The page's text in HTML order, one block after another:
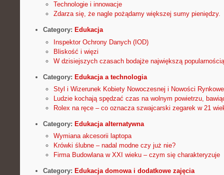
Technologie i innowacje
Zdarza się, że nagle pożądamy większej sumy pieniędzy.
Category: Edukacja
Inspektor Ochrony Danych (IOD)
Bliskość i więzi
W dzisiejszych czasach bodajże największą
Category: Edukacja a technologia
Styl i Wizerunek Kobiety Nowoczesnej i Nowości Rynkowe
Ludzie kochają spędzać czas na wolnym powietrzu,
Rolex na ręce – co oznacza szwajcarski zegarek w 21
Category: Edukacja alternatywna
Wymiana akcesorii laptopa
Krówki ślubne – nadal modne czy już nie?
Firma Budowlana w XXI wieku – czym się charakteryzuje
Category: Edukacja domowa i dodatkowe zajęcia